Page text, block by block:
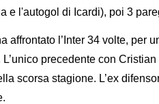
e l'autogol di Icardi), poi 3
affrontato l’Inter 34 volte, per
precedente con
scorsa stagione. L’ex